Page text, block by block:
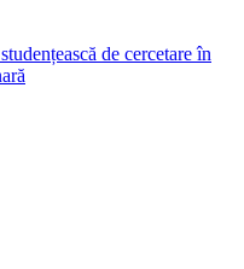
de cercetare în